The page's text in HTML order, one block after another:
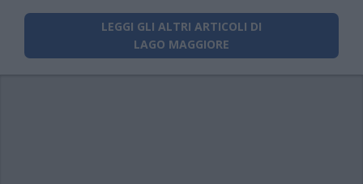
LEGGI GLI ALTRI ARTICOLI DI
LAGO MAGGIORE